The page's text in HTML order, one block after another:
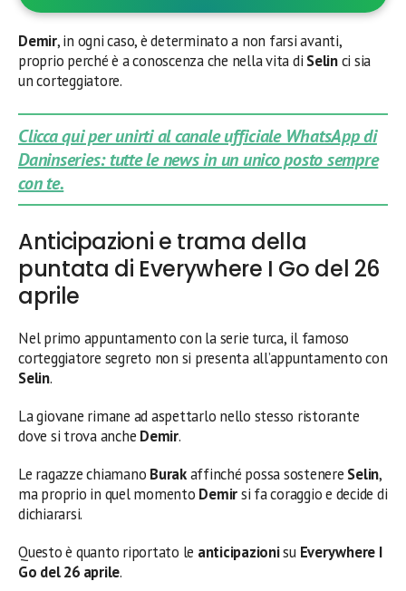
Demir, in ogni caso, è determinato a non farsi avanti,
proprio perché è a conoscenza che nella vita di Selinci sia
un corteggiatore.
Clicca qui per unirti al canale ufficiale WhatsApp di
Daninseries: tutte le news in un unico posto sempre
con te.
Anticipazioni e trama della
puntata di Everywhere I Go del 26
aprile
Nel primo appuntamento con la serie turca, il famoso
corteggiatore segreto non si presenta all’appuntamento con
Selin.
La giovane rimane ad aspettarlo nello stesso ristorante
dove si trova anche Demir.
Le ragazze chiamano Burakaffinché possa sostenere Selin,
ma proprio in quel momento Demirsi fa coraggio e decide di
dichiararsi.
Questo è quanto riportato le anticipazionisu Everywhere I
Go del 26 aprile.